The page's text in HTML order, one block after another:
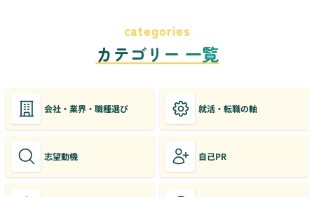
categories
カテゴリー 一覧
会社・業界・職種選び 就活・転職の軸
志望動機 自己PR